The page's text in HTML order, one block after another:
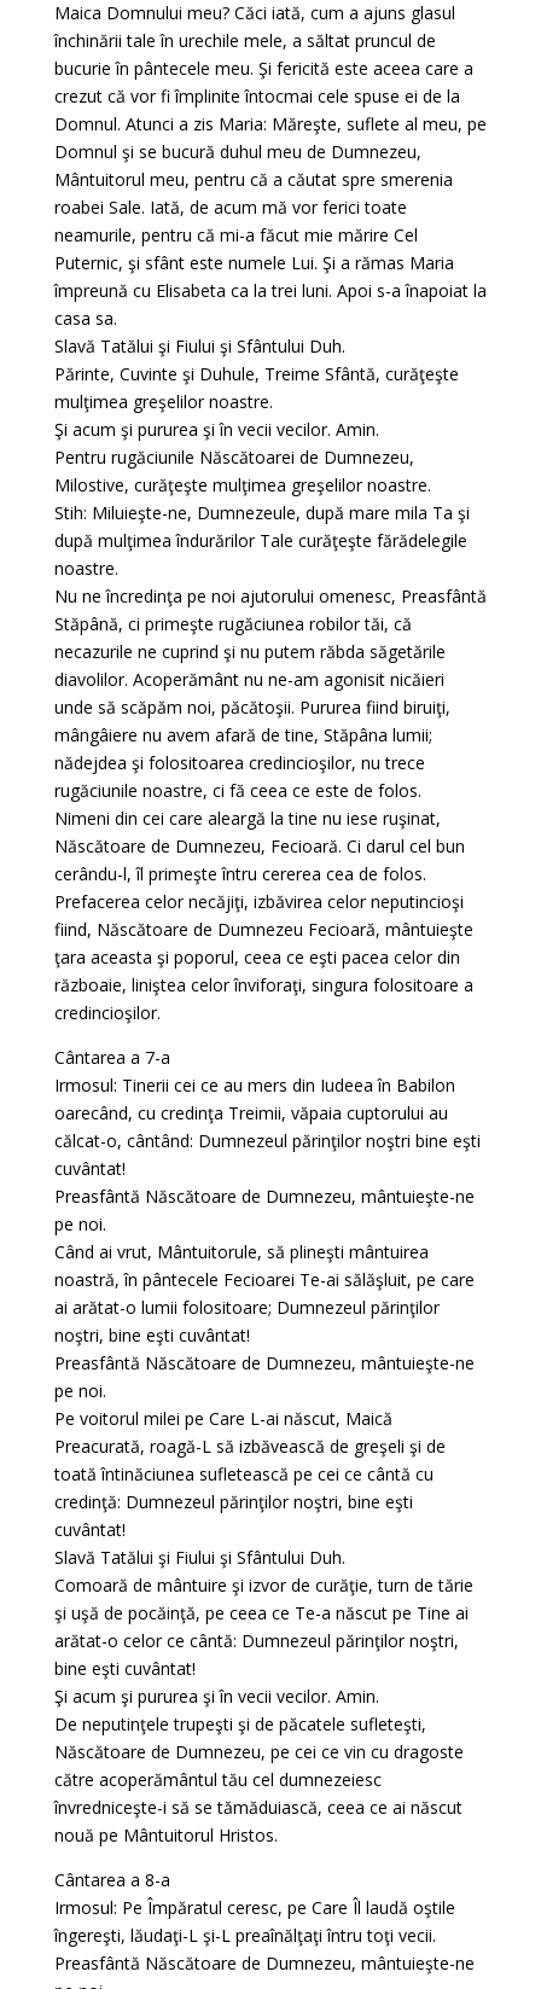
Maica Domnului meu? Căci iată, cum a ajuns glasul
închinării tale în urechile mele, a săltat pruncul de
bucurie în pântecele meu. Şi fericită este aceea care a
crezut că vor fi împlinite întocmai cele spuse ei de la
Domnul. Atunci a zis Maria: Măreşte, suflete al meu, pe
Domnul şi se bucură duhul meu de Dumnezeu,
Mântuitorul meu, pentru că a căutat spre smerenia
roabei Sale. Iată, de acum mă vor ferici toate
neamurile, pentru că mi-a făcut mie mărire Cel
Puternic, şi sfânt este numele Lui. Şi a rămas Maria
împreună cu Elisabeta ca la trei luni. Apoi s-a înapoiat la
casa sa.
Slavă Tatălui şi Fiului şi Sfântului Duh.
Părinte, Cuvinte şi Duhule, Treime Sfântă, curăţeşte
mulţimea greşelilor noastre.
Şi acum şi pururea şi în vecii vecilor. Amin.
Pentru rugăciunile Născătoarei de Dumnezeu,
Milostive, curăţeşte mulţimea greşelilor noastre.
Stih: Miluieşte-ne, Dumnezeule, după mare mila Ta şi
după mulţimea îndurărilor Tale curăţeşte fărădelegile
noastre.
Nu ne încredinţa pe noi ajutorului omenesc, Preasfântă
Stăpână, ci primeşte rugăciunea robilor tăi, că
necazurile ne cuprind şi nu putem răbda săgetările
diavolilor. Acoperământ nu ne-am agonisit nicăieri
unde să scăpăm noi, păcătoşii. Pururea fiind biruiţi,
mângâiere nu avem afară de tine, Stăpâna lumii;
nădejdea şi folositoarea credincioşilor, nu trece
rugăciunile noastre, ci fă ceea ce este de folos.
Nimeni din cei care aleargă la tine nu iese ruşinat,
Născătoare de Dumnezeu, Fecioară. Ci darul cel bun
cerându-l, îl primeşte întru cererea cea de folos.
Prefacerea celor necăjiţi, izbăvirea celor neputincioşi
fiind, Născătoare de Dumnezeu Fecioară, mântuieşte
ţara aceasta şi poporul, ceea ce eşti pacea celor din
războaie, liniştea celor înviforaţi, singura folositoare a
credincioşilor.
Cântarea a 7-a
Irmosul: Tinerii cei ce au mers din Iudeea în Babilon
oarecând, cu credinţa Treimii, văpaia cuptorului au
călcat-o, cântând: Dumnezeul părinţilor noştri bine eşti
cuvântat!
Preasfântă Născătoare de Dumnezeu, mântuieşte-ne
pe noi.
Când ai vrut, Mântuitorule, să plineşti mântuirea
noastră, în pântecele Fecioarei Te-ai sălăşluit, pe care
ai arătat-o lumii folositoare; Dumnezeul părinţilor
noştri, bine eşti cuvântat!
Preasfântă Născătoare de Dumnezeu, mântuieşte-ne
pe noi.
Pe voitorul milei pe Care L-ai născut, Maică
Preacurată, roagă-L să izbăvească de greşeli şi de
toată întinăciunea sufletească pe cei ce cântă cu
credinţă: Dumnezeul părinţilor noştri, bine eşti
cuvântat!
Slavă Tatălui şi Fiului şi Sfântului Duh.
Comoară de mântuire şi izvor de curăţie, turn de tărie
şi uşă de pocăinţă, pe ceea ce Te-a născut pe Tine ai
arătat-o celor ce cântă: Dumnezeul părinţilor noştri,
bine eşti cuvântat!
Şi acum şi pururea şi în vecii vecilor. Amin.
De neputinţele trupeşti şi de păcatele sufleteşti,
Născătoare de Dumnezeu, pe cei ce vin cu dragoste
către acoperământul tău cel dumnezeiesc
învredniceşte-i să se tămăduiască, ceea ce ai născut
nouă pe Mântuitorul Hristos.
Cântarea a 8-a
Irmosul: Pe Împăratul ceresc, pe Care Îl laudă oştile
îngereşti, lăudaţi-L şi-L preaînălţaţi întru toţi vecii.
Preasfântă Născătoare de Dumnezeu, mântuieşte-ne